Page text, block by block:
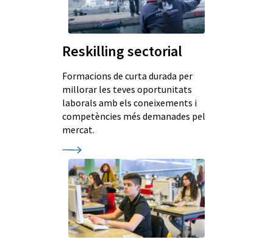
Reskilling sectorial
Formacions de curta durada per
millorar les teves oportunitats
laborals amb els coneixements i
competències més demanades pel
mercat.